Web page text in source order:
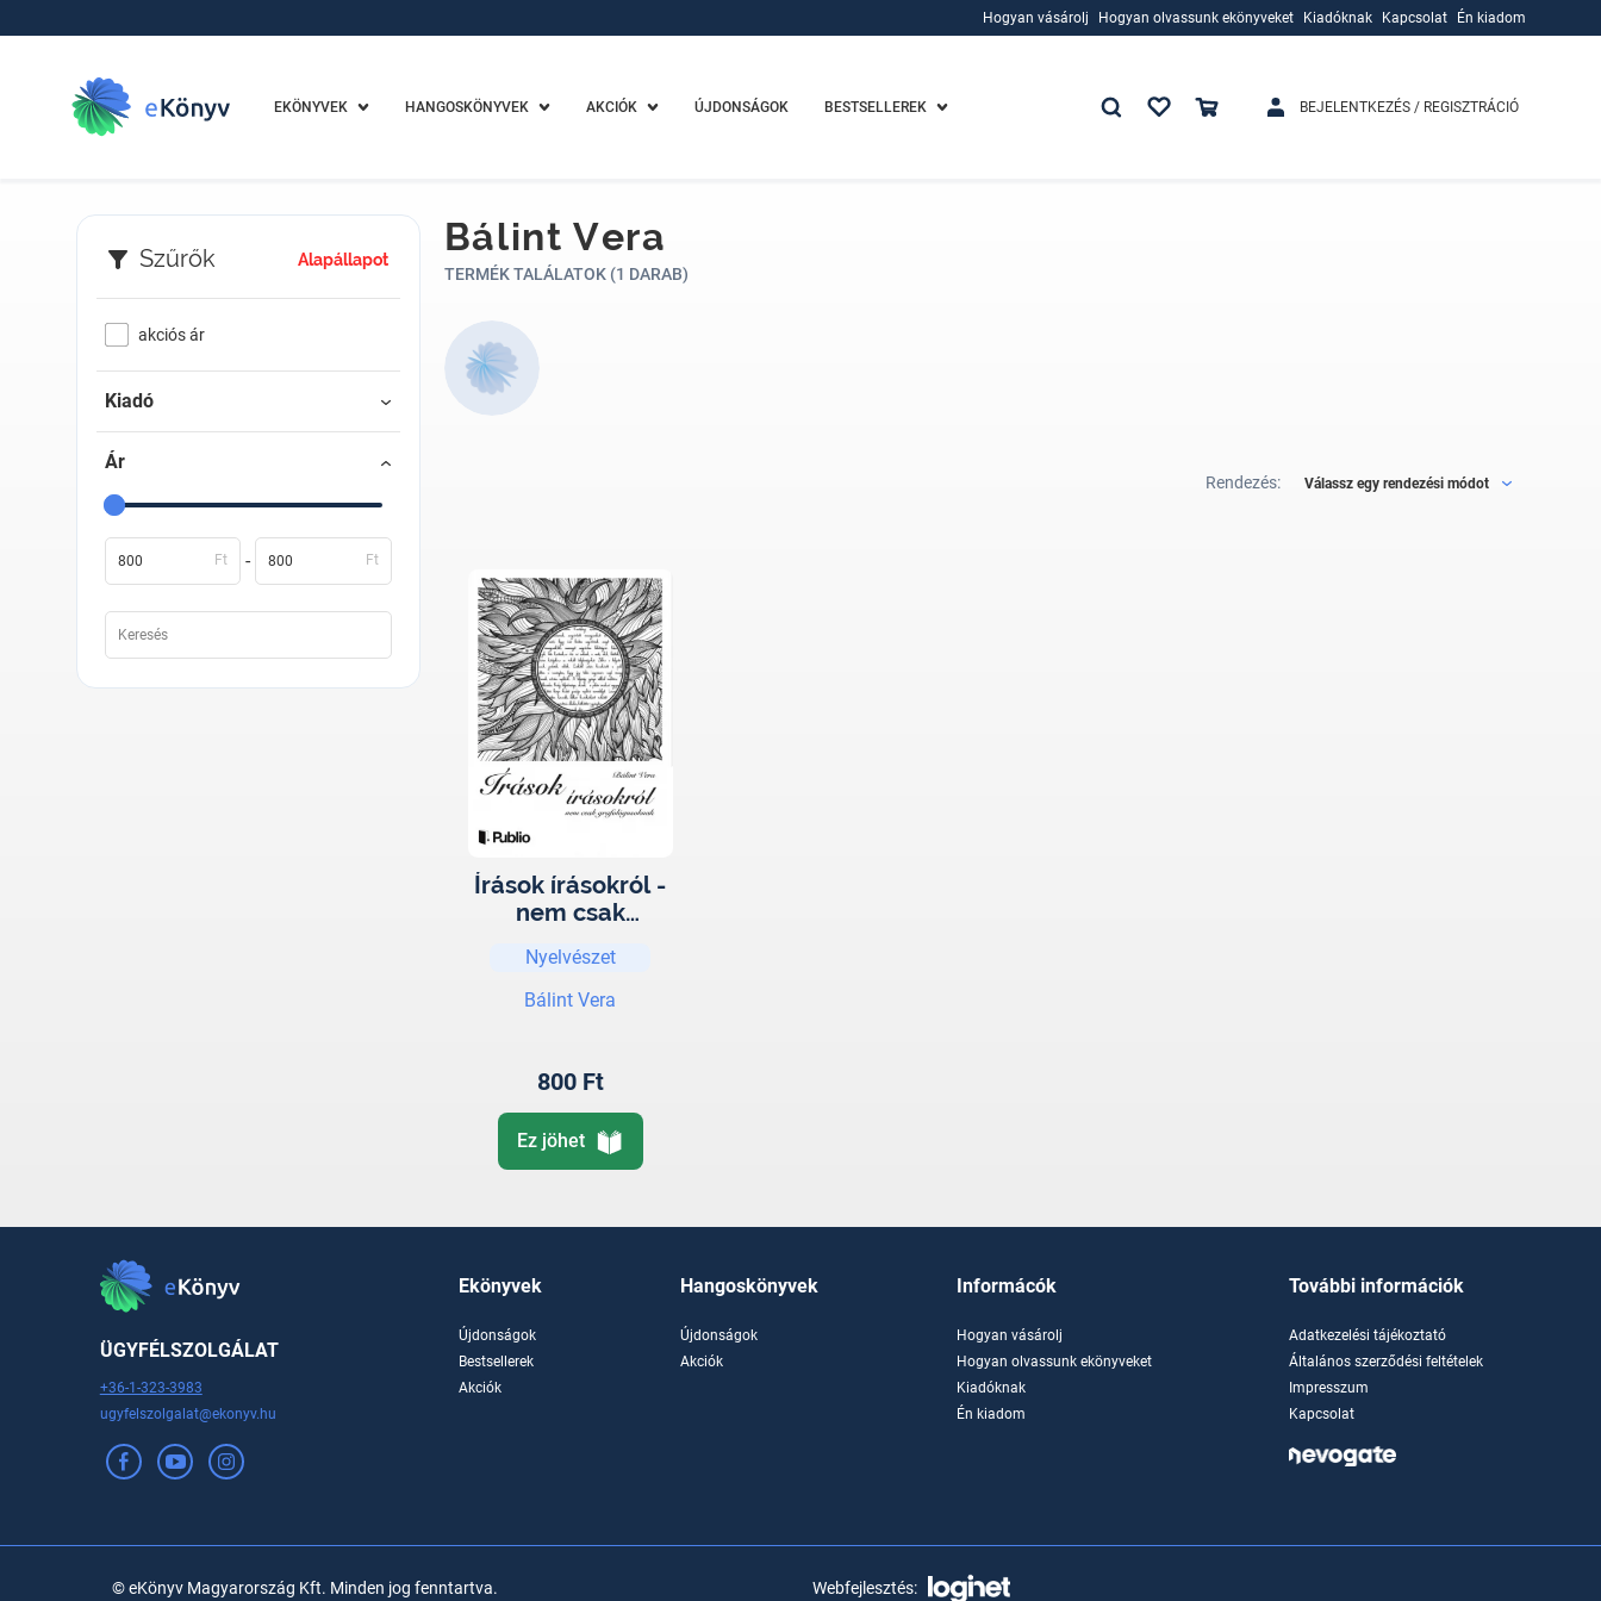
Hogyan vásárolj
Hogyan olvassunk ekönyveket
Kiadóknak
Kapcsolat Én kiadom
EKÖNYVEK HANGOSKÖNYVEK AKCIÓK ÚJDONSÁGOK BESTSELLEREK BEJELENTKEZÉS / REGISZTRÁCIÓ
Szűrők Alapállapot
akciós ár
Kiadó
Ár
Ft - Ft
Bálint Vera
TERMÉK TALÁLATOK (1 DARAB)
Rendezés: Válassz egy rendezési módot
Írások írásokról -
nem csak
Nyelvészet
Bálint Vera
800 Ft
Ez jöhet
ÜGYFÉLSZOLGÁLAT
+36-1-323-3983
ugyfelszolgalat@ekonyv.hu
Ekönyvek
Újdonságok
Bestsellerek
Akciók
Hangoskönyvek
Újdonságok
Akciók
Informácók
Hogyan vásárolj
Hogyan olvassunk ekönyveket
Kiadóknak
Én kiadom
További információk
Adatkezelési tájékoztató
Általános szerződési feltételek
Impresszum
Kapcsolat
© eKönyv Magyarország Kft. Minden jog fenntartva. Webfejlesztés: